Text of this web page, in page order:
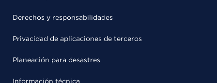
Derechos y responsabilidades
Privacidad de aplicaciones de terceros
Planeación para desastres
Información técnica